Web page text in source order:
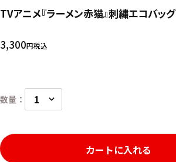
TVアニメ『ラーメン赤猫』刺繍エコバッグ
3,300 税込
カートに入れる